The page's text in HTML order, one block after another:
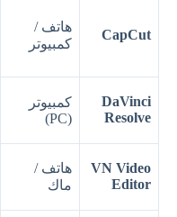
CapCut
هاتف /
كمبيوتر
DaVinci
Resolve
كمبيوتر
(PC)
VN Video
Editor
هاتف /
ماك